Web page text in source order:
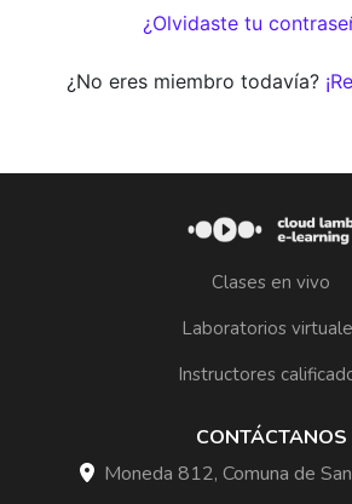
¿Olvidaste tu
¿No eres miembro todavía?
Clases en vivo
Laboratorios
Instructores
CONTÁCTANOS
Moneda 812, Comuna de